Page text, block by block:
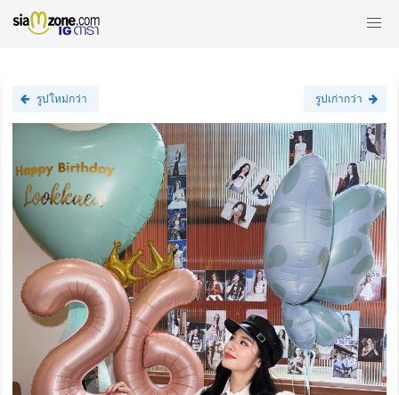
รูปใหม่กว่า รูปเก่ากว่า